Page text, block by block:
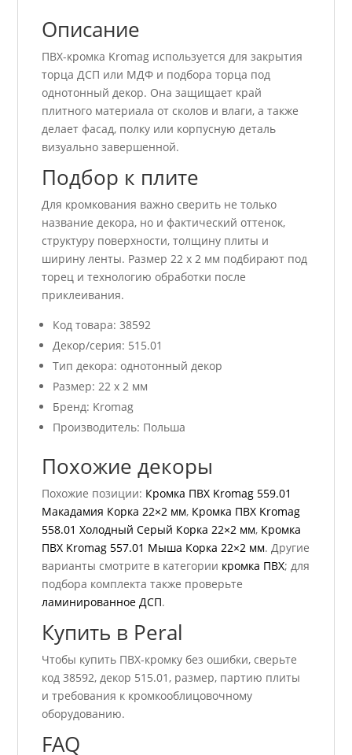
Описание
ПВХ-кромка Kromag используется для закрытия
торца ДСП или МДФ и подбора торца под
однотонный декор. Она защищает край
плитного материала от сколов и влаги, а также
делает фасад, полку или корпусную деталь
визуально завершенной.
Подбор к плите
Для кромкования важно сверить не только
название декора, но и фактический оттенок,
структуру поверхности, толщину плиты и
ширину ленты. Размер 22 x 2 мм подбирают под
торец и технологию обработки после
приклеивания.
Код товара: 38592
Декор/серия: 515.01
Тип декора: однотонный декор
Размер: 22 x 2 мм
Бренд: Kromag
Производитель: Польша
Похожие декоры
Похожие позиции: Кромка ПВХ Kromag 559.01
Макадамия Корка 22×2 мм, Кромка ПВХ Kromag
558.01 Холодный Серый Корка 22×2 мм, Кромка
ПВХ Kromag 557.01 Мыша Корка 22×2 мм. Другие
варианты смотрите в категории кромка ПВХ; для
подбора комплекта также проверьте
ламинированное ДСП.
Купить в Peral
Чтобы купить ПВХ-кромку без ошибки, сверьте
код 38592, декор 515.01, размер, партию плиты
и требования к кромкооблицовочному
оборудованию.
FAQ